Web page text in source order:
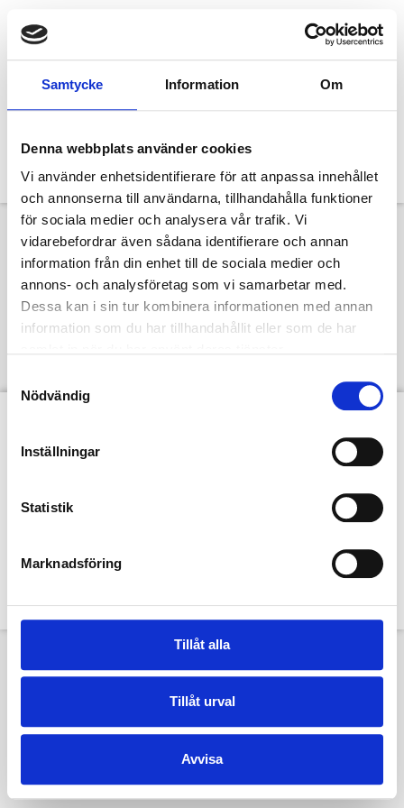
Samtycke Information Om
Denna webbplats använder cookies
Vi använder enhetsidentifierare för att anpassa innehållet
och annonserna till användarna, tillhandahålla funktioner
för sociala medier och analysera vår trafik. Vi
vidarebefordrar även sådana identifierare och annan
information från din enhet till de sociala medier och
annons- och analysföretag som vi samarbetar med.
Dessa kan i sin tur kombinera informationen med annan
information som du har tillhandahållit eller som de har
Nödvändig
Inställningar
Statistik
Marknadsföring
Tillåt alla
Tillåt urval
Avvisa
Designcafé:
Författarsamtal med
tillhör TextilHistoriska Sällskapet och Textilmuseet i Borås Copyright Jan